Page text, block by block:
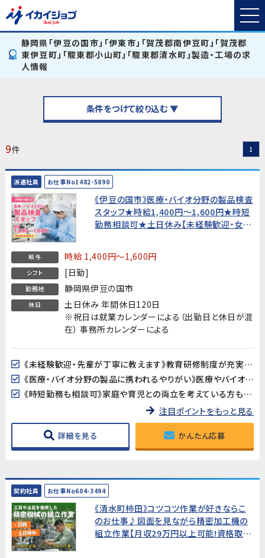
静岡県「伊豆の国市」「伊東市」「賀茂郡南伊豆町」「賀茂郡
東伊豆町」「駿東郡小山町」「駿東郡清水町」製造・工場の求
人情報
条件をつけて絞り込む ▼
9件 1
派遣社員 お仕事No1482-5890
《伊豆の国市》医療・バイオ分野の製品検査
スタッフ★時給1,400円〜1,600円★時短
勤務相談可★土日休み【未経験歓迎・女性
給与 時給 1,400円～1,600円
シフト [日勤]
勤務地 静岡県伊豆の国市
休日
土日休み 年間休日120日
※祝日は就業カレンダーによる（出勤日と休日が混
在） 事務所カレンダーによる
《未経験歓迎・先輩が丁寧に教えます》教育研修制度が充実しているので、製造・検査業務が初めての方も安心してスタートできます。アットホームな職場で長く働きやすい環境です。
《医療・バイオ分野の製品に携われるやりがい》医療やバイオ分野で使用されるマイクロ流路チップの品質を守る、社会に貢献できるお仕事です。クリーンルームでの作業で清潔な環境が保たれています。
《時短勤務も相談可》家庭や育児との両立を考えている方も歓迎。時短勤務のご相談に対応しています。家庭都合での休みも取りやすい職場です。
注目ポイントをもっと見る
詳細を見る かんたん応募
契約社員 お仕事No604-3494
《清水町柿田》コツコツ作業が好きならこ
のお仕事♪図面を見ながら精密加工機の
組立作業【月収29万円以上可能!資格取得